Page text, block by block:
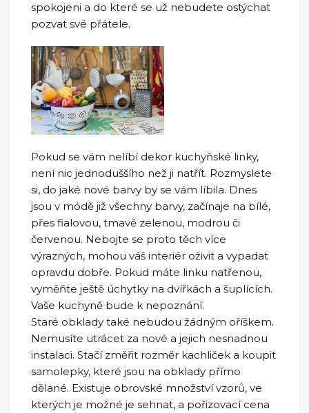
spokojeni a do které se už nebudete ostýchat
pozvat své přátele.
Pokud se vám nelíbí dekor kuchyňské linky,
není nic jednoduššího než ji natřít. Rozmyslete
si, do jaké nové barvy by se vám líbila. Dnes
jsou v módě již všechny barvy, začínaje na bílé,
přes fialovou, tmavě zelenou, modrou či
červenou. Nebojte se proto těch více
výrazných, mohou váš interiér oživit a vypadat
opravdu dobře. Pokud máte linku natřenou,
vyměňte ještě úchytky na dvířkách a šuplících.
Vaše kuchyně bude k nepoznání.
Staré obklady také nebudou žádným oříškem.
Nemusíte utrácet za nové a jejich nesnadnou
instalaci. Stačí změřit rozměr kachliček a koupit
samolepky, které jsou na obklady přímo
dělané. Existuje obrovské množství vzorů, ve
kterých je možné je sehnat, a pořizovací cena